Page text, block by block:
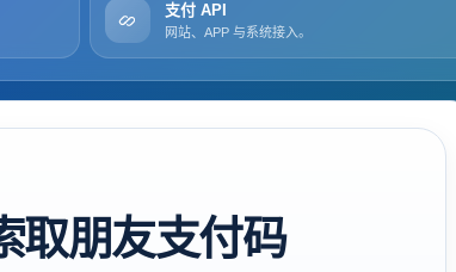
支付 API
网站、APP 与系统接入。
取朋友支付码